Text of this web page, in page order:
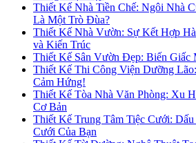
Thiết Kế Nhà Tiền Chế: Ngôi Nhà
Là Một Trò Đùa?
Thiết Kế Nhà Vườn: Sự Kết Hợp
và Kiến Trúc
Thiết Kế Sân Vườn Đẹp: Biến Giấc
Thiết Kế Thi Công Viện Dưỡng
Cảm Hứng!
Thiết Kế Tòa Nhà Văn Phòng: Xu
Cơ Bản
Thiết Kế Trung Tâm Tiệc Cưới:
Cưới Của Bạn